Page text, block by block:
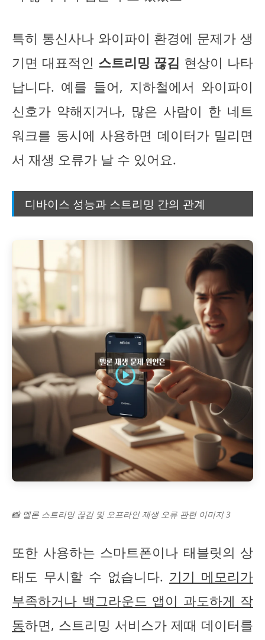
특히 통신사나 와이파이 환경에 문제가 생
기면 대표적인 스트리밍 끊김 현상이 나타
납니다. 예를 들어, 지하철에서 와이파이
신호가 약해지거나, 많은 사람이 한 네트
워크를 동시에 사용하면 데이터가 밀리면
서 재생 오류가 날 수 있어요.
디바이스 성능과 스트리밍 간의 관계
📸 멜론 스트리밍 끊김 및 오프라인 재생 오류 관련 이미지 3
또한 사용하는 스마트폰이나 태블릿의 상
태도 무시할 수 없습니다. 기기 메모리가
부족하거나 백그라운드 앱이 과도하게 작
동하면, 스트리밍 서비스가 제때 데이터를